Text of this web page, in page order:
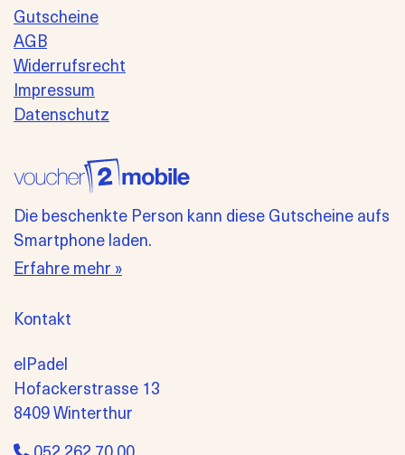
Gutscheine
AGB
Widerrufsrecht
Impressum
Datenschutz
Die beschenkte Person kann diese Gutscheine aufs
Smartphone laden.
Erfahre mehr »
Kontakt
elPadel
Hofackerstrasse 13
8409 Winterthur